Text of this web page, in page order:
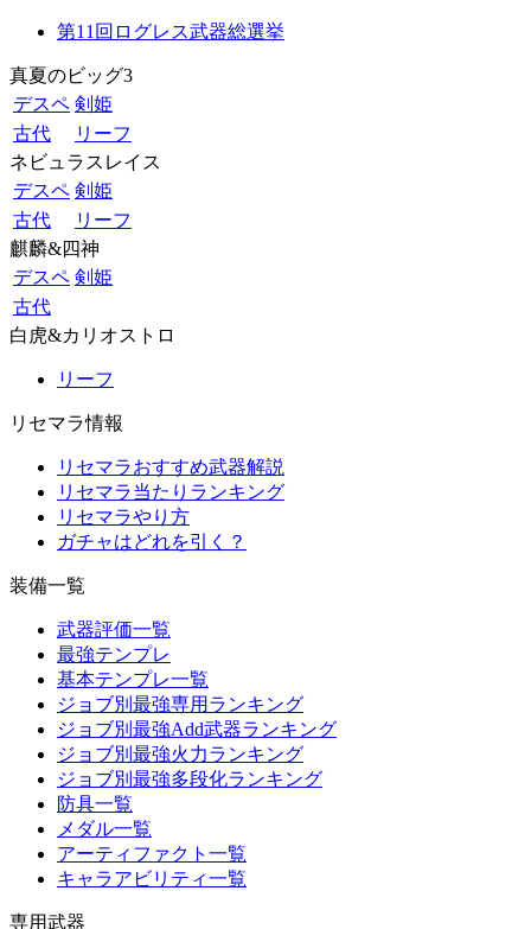
第11回ログレス武器総選挙
真夏のビッグ3
デスペ 剣姫
古代
リーフ
ネビュラスレイス
デスペ 剣姫
古代
リーフ
麒麟&四神
デスペ 剣姫
古代
白虎&カリオストロ
リーフ
リセマラ情報
リセマラおすすめ武器解説
リセマラ当たりランキング
リセマラやり方
ガチャはどれを引く？
装備一覧
武器評価一覧
最強テンプレ
基本テンプレ一覧
ジョブ別最強専用ランキング
ジョブ別最強Add武器ランキング
ジョブ別最強火力ランキング
ジョブ別最強多段化ランキング
防具一覧
メダル一覧
アーティファクト一覧
キャラアビリティ一覧
専用武器